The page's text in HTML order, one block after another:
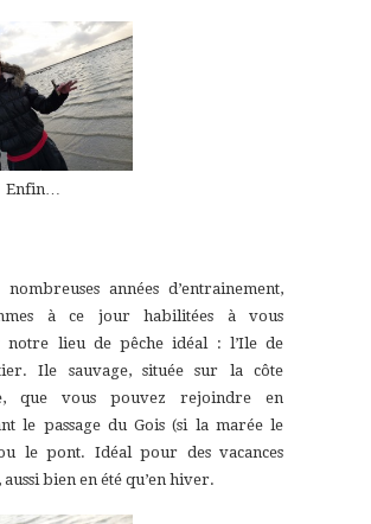
Enfin…
années d’entrainement,
à ce jour habilitées à vous
notre lieu de pêche idéal : l’Ile de
Ile sauvage, située sur la côte
que vous pouvez rejoindre en
le passage du Gois (si la marée le
le pont. Idéal pour des vacances
bien en été qu’en hiver.